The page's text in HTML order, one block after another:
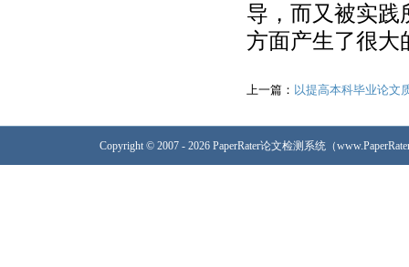
导，而又被实践
方面产生了很大
上一篇： 以提高本科毕业论文
Copyright © 2007 - 2026 PaperRater论文检测系统（